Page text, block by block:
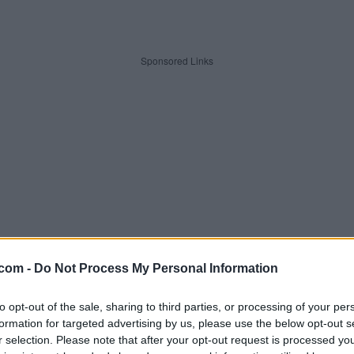
- Do Not Process My Personal Information
opt-out of the sale, sharing to third parties, or processing of your
for targeted advertising by us, please use the below opt-out
selection. Please note that after your opt-out request is processed
Sponsored Links
Indtast alle bogstaverne